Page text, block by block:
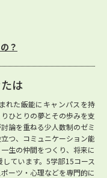
？
は
れた飯能にキャンパスを持
ひとりの夢とその歩みを支
論を重ねる少人数制のゼミ
つ、コミュニケーション能
生の仲間をつくり、将来に
ています。5学部15コース
ーツ・心理などを専門的に